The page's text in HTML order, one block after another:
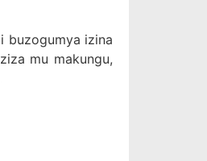
buzogumya izina
mu makungu,